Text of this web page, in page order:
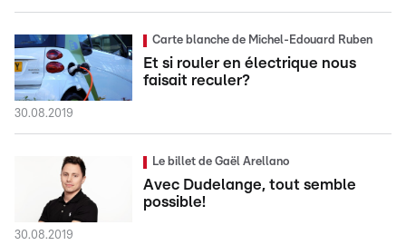
Carte blanche de Michel-Edouard Ruben
Et si rouler en électrique nous
faisait reculer?
30.08.2019
Le billet de Gaël Arellano
Avec Dudelange, tout semble
possible!
30.08.2019